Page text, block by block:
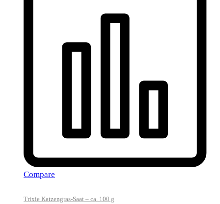
Compare
Trixie Katzengras-Saat – ca. 100 g